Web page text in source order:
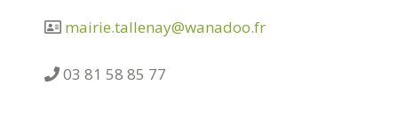
mairie.tallenay@wanadoo.fr
03 81 58 85 77